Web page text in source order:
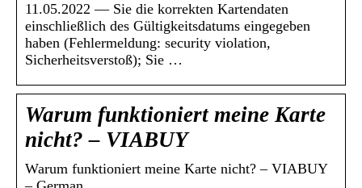
11.05.2022 — Sie die korrekten Kartendaten
einschließlich des Gültigkeitsdatums eingegeben
haben (Fehlermeldung: security violation,
Sicherheitsverstoß); Sie …
Warum funktioniert meine Karte
nicht? – VIABUY
Warum funktioniert meine Karte nicht? – VIABUY